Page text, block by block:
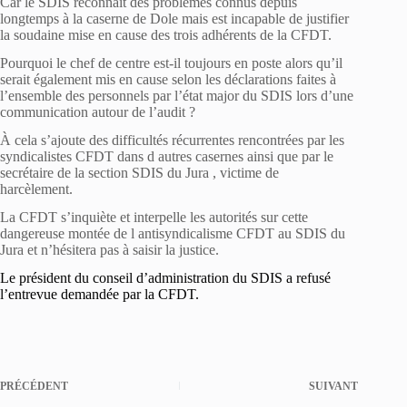
longtemps à la caserne de Dole mais est incapable de justifier
la soudaine mise en cause des trois adhérents de la CFDT.
Pourquoi le chef de centre est-il toujours en poste alors qu’il
serait également mis en cause selon les déclarations faites à
l’ensemble des personnels par l’état major du SDIS lors d’une
communication autour de l’audit ?
À cela s’ajoute des difficultés récurrentes rencontrées par les
syndicalistes CFDT dans d autres casernes ainsi que par le
secrétaire de la section SDIS du Jura , victime de
harcèlement.
La CFDT s’inquiète et interpelle les autorités sur cette
dangereuse montée de l antisyndicalisme CFDT au SDIS du
Jura et n’hésitera pas à saisir la justice.
Le président du conseil d’administration du SDIS a refusé
l’entrevue demandée par la CFDT.
PRÉCÉDENT SUIVANT